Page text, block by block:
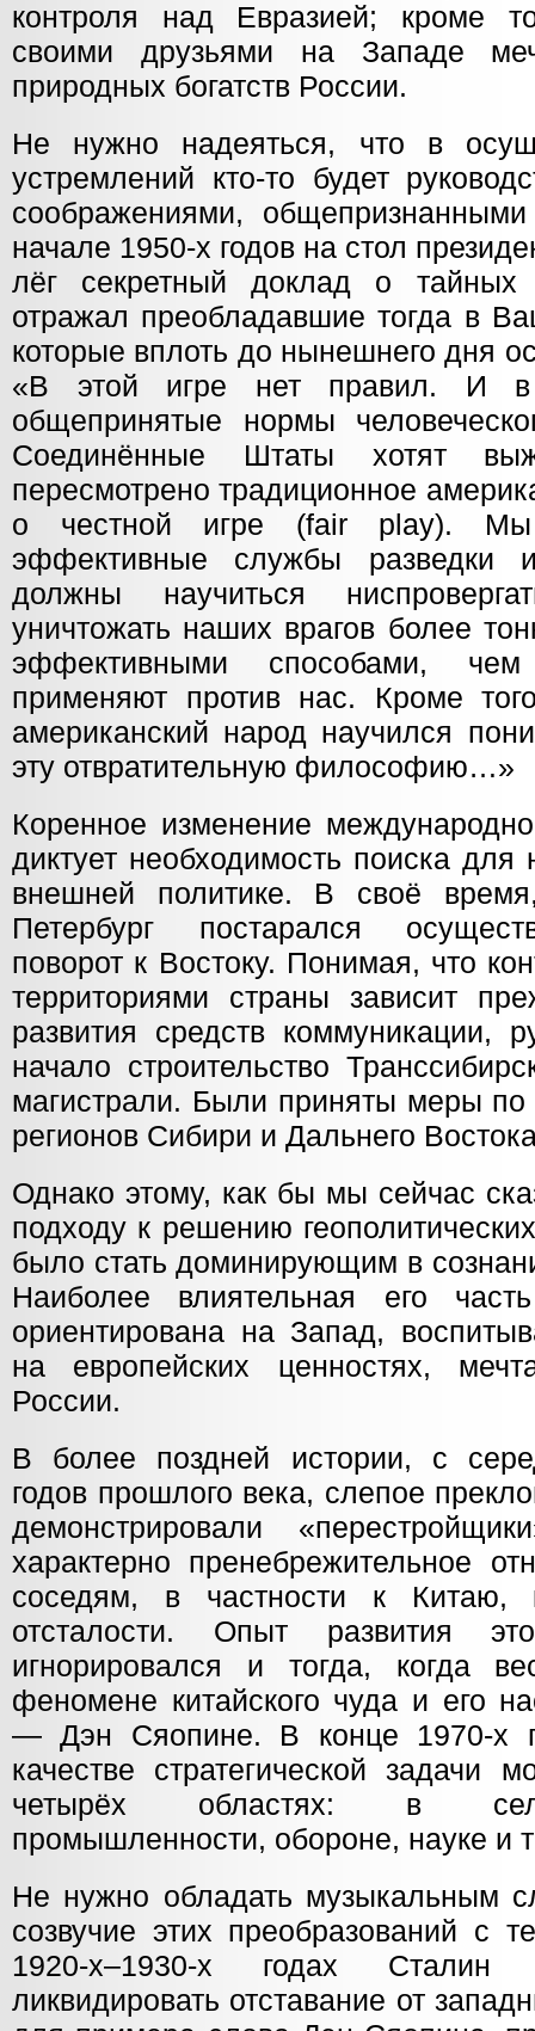
контроля над Евразией; кроме
своими друзьями на Западе
природных богатств России.
Не нужно надеяться, что в
устремлений кто-то будет
соображениями,
начале 1950-х годов на стол
лёг секретный доклад о
отражал преобладавшие тогда в
которые вплоть до нынешнего дня
«В этой игре нет правил. И в
общепринятые нормы
Соединённые Штаты хотят
пересмотрено традиционное
о честной игре (fair play). Мы
эффективные службы разведки
должны научиться
уничтожать наших врагов более
эффективными способами,
применяют против нас. Кроме
американский народ научился
эту отвратительную философию…»
Коренное изменение
диктует необходимость поиска
внешней политике. В своё
Петербург постарался
поворот к Востоку. Понимая, что
территориями страны зависит
развития средств коммуникации,
начало строительство
магистрали. Были приняты меры по
регионов Сибири и Дальнего
Однако этому, как бы мы сейчас
подходу к решению
было стать доминирующим в
Наиболее влиятельная его
ориентирована на Запад,
на европейских ценностях,
России.
В более поздней истории, с
годов прошлого века, слепое
демонстрировали
характерно пренебрежительное
соседям, в частности к Китаю,
отсталости. Опыт развития
игнорировался и тогда, когда
феномене китайского чуда и его
— Дэн Сяопине. В конце 1970-х
качестве стратегической задачи
четырёх областях: в
промышленности, обороне, науке и
Не нужно обладать музыкальным
созвучие этих преобразований с
1920-х–1930-х годах
ликвидировать отставание от